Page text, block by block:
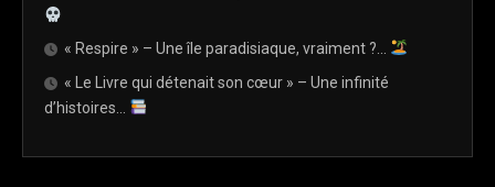
« Respire » – Une île paradisiaque, vraiment ?…
« Le Livre qui détenait son cœur » – Une infinité
d’histoires…